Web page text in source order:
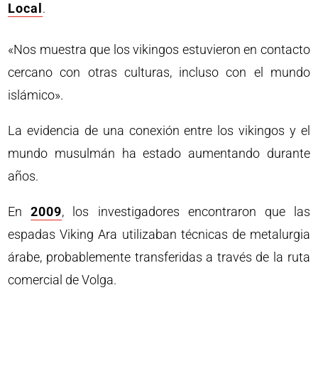
Local .
«Nos muestra que los vikingos estuvieron en contacto
cercano con otras culturas, incluso con el mundo
islámico».
La evidencia de una conexión entre los vikingos y el
mundo musulmán ha estado aumentando durante
años.
En2009, los investigadores encontraron que las
espadas Viking Ara utilizaban técnicas de metalurgia
árabe, probablemente transferidas a través de la ruta
comercial de Volga.